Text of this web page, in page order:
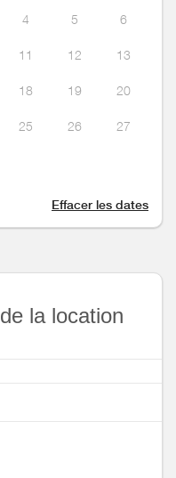
4 5 6
11 12 13
18 19 20
25 26 27
Effacer les dates
la location